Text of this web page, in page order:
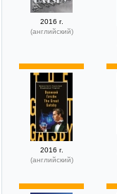
2016 г.
(английский)
2016 г.
(английский)